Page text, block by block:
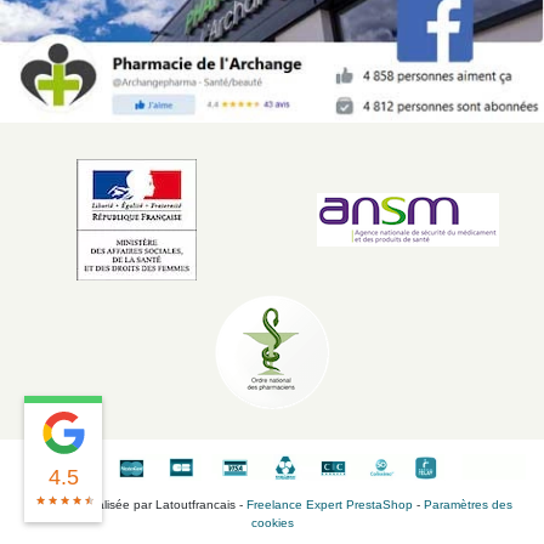
vendredi.
Pour aller plus loin dans votre routine anti-âge, retrouvez l'ensemble de la
gamme Filorga disponible sur Archange Pharma, ou explorez notre
4.5
Boutique réalisée par Latoutfrancais - Freelance Expert PrestaShop - Paramètres des
cookies